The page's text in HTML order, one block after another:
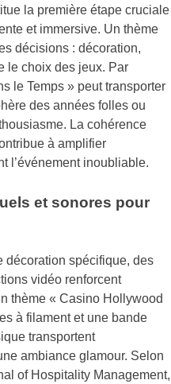
la première étape cruciale
et immersive. Un thème
décisions : décoration,
le choix des jeux. Par
le Temps » peut transporter
des années folles ou
La cohérence
à amplifier
l’événement inoubliable.
et sonores pour
décoration spécifique, des
vidéo renforcent
thème « Casino Hollywood
à filament et une bande
transportent
ambiance glamour. Selon
of Hospitality Management,